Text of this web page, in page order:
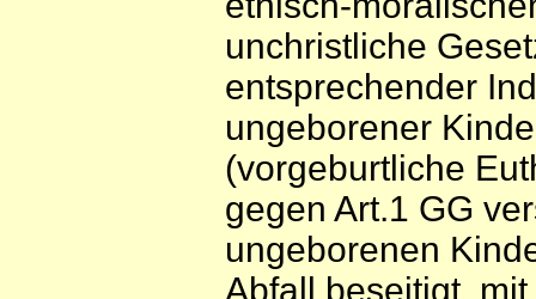
unchristliche
entsprechender
ungeborener
(vorgeburtliche
gegen Art.1 GG
ungeborenen
Abfall beseitigt,